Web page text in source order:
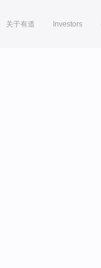
关于有道 Investors